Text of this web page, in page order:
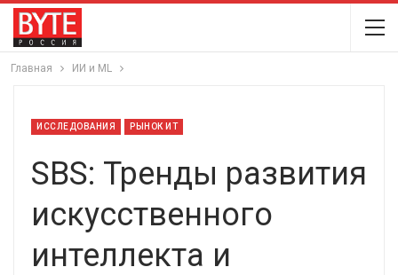
Главная ИИ и ML
ИССЛЕДОВАНИЯ РЫНОК ИТ
SBS: Тренды развития
искусственного
интеллекта и